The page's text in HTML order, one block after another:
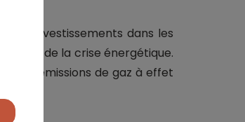
des investissements dans les
de la crise énergétique.
des émissions de gaz à effet